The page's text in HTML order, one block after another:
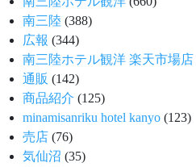
南三陸 (388)
広報 (344)
南三陸ホテル観洋 楽天市場店
通販 (142)
商品紹介 (125)
minamisanriku hotel kanyo (123)
売店 (76)
気仙沼 (35)